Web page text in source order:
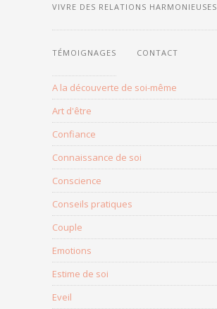
VIVRE DES RELATIONS HARMONIEUSES
TÉMOIGNAGES CONTACT
A la découverte de soi-même
Art d'être
Confiance
Connaissance de soi
Conscience
Conseils pratiques
Couple
Emotions
Estime de soi
Eveil